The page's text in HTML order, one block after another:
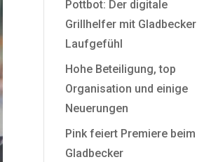
Pottbot: Der digitale
Grillhelfer mit Gladbecker
Laufgefühl
Hohe Beteiligung, top
Organisation und einige
Neuerungen
Pink feiert Premiere beim
Gladbecker